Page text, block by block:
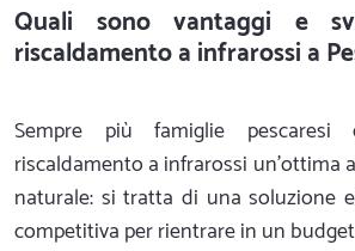
Quali sono vantaggi e
riscaldamento a infrarossi a
Sempre più famiglie pescaresi
riscaldamento a infrarossi un'ottima
naturale: si tratta di una soluzione
competitiva per rientrare in un